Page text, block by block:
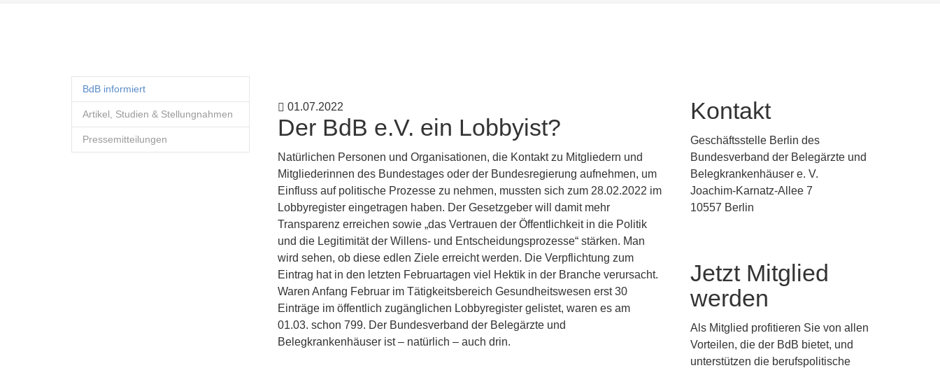
BdB informiert
Artikel, Studien & Stellungnahmen
Pressemitteilungen
01.07.2022
Der BdB e.V. ein Lobbyist?
Natürlichen Personen und Organisationen, die Kontakt zu Mitgliedern und
Mitgliederinnen des Bundestages oder der Bundesregierung aufnehmen, um
Einfluss auf politische Prozesse zu nehmen, mussten sich zum 28.02.2022 im
Lobbyregister eingetragen haben. Der Gesetzgeber will damit mehr
Transparenz erreichen sowie „das Vertrauen der Öffentlichkeit in die Politik
und die Legitimität der Willens- und Entscheidungsprozesse“ stärken. Man
wird sehen, ob diese edlen Ziele erreicht werden. Die Verpflichtung zum
Eintrag hat in den letzten Februartagen viel Hektik in der Branche verursacht.
Waren Anfang Februar im Tätigkeitsbereich Gesundheitswesen erst 30
Einträge im öffentlich zugänglichen Lobbyregister gelistet, waren es am
01.03. schon 799. Der Bundesverband der Belegärzte und
Belegkrankenhäuser ist – natürlich – auch drin.
Kontakt
Geschäftsstelle Berlin des
Bundesverband der Belegärzte und
Belegkrankenhäuser e. V.
Joachim-Karnatz-Allee 7
10557 Berlin
Jetzt Mitglied
werden
Als Mitglied profitieren Sie von allen
Vorteilen, die der BdB bietet, und
unterstützen die berufspolitische